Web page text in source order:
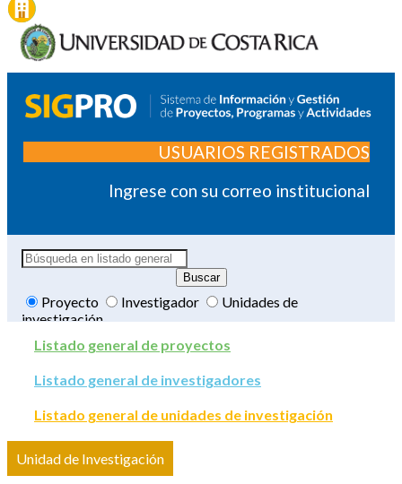
USUARIOS REGISTRADOS
Ingrese con su correo institucional
Proyecto Investigador
Unidades de
investigación
Listado general de proyectos
Listado general de investigadores
Listado general de unidades de investigación
Unidad de Investigación